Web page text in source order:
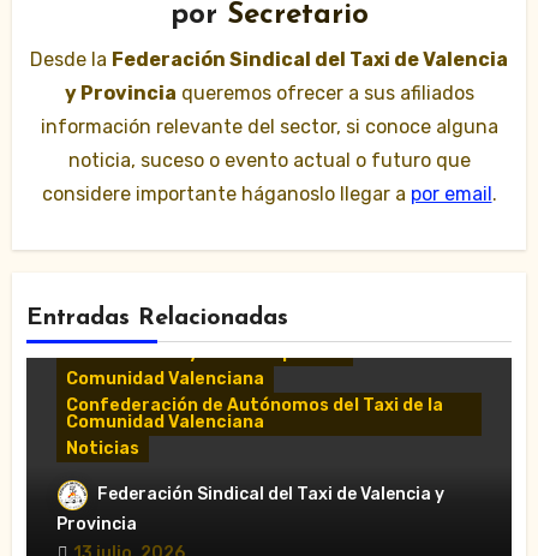
por Secretario
Desde la Federación Sindical del Taxi de Valencia
y Provincia queremos ofrecer a sus afiliados
información relevante del sector, si conoce alguna
noticia, suceso o evento actual o futuro que
considere importante háganoslo llegar a por email.
Entradas Relacionadas
Comunidad Valenciana
Confederación de Autónomos del Taxi de la
Comunidad Valenciana
Noticias
«El taxi de Alicante muestra su
desánimo tras una reunión “infructuosa”
con la Conselleria por el Decreto Ley
Federación Sindical del Taxi de Valencia y
Provincia